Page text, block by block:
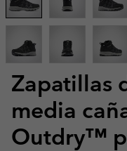
Zapatillas
media
Outdry™